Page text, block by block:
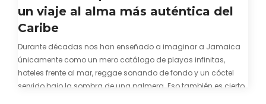
un viaje al alma más auténtica del
Caribe
Durante décadas nos han enseñado a imaginar a Jamaica
únicamente como un mero catálogo de playas infinitas,
hoteles frente al mar, reggae sonando de fondo y un cóctel
servido bajo la sombra de una palmera. Eso también es cierto.